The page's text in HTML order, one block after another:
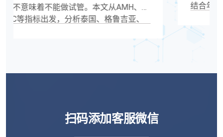
结合年龄、AMH、胚胎情况、PGT需求、法律政
策、费用预算和停留时间综合判断。了解泰国、
格鲁吉亚、吉尔吉斯斯坦等热门目的地的区别与
适用人群，海外试管国家怎么比较、海外试管哪
扫码添加客服微信